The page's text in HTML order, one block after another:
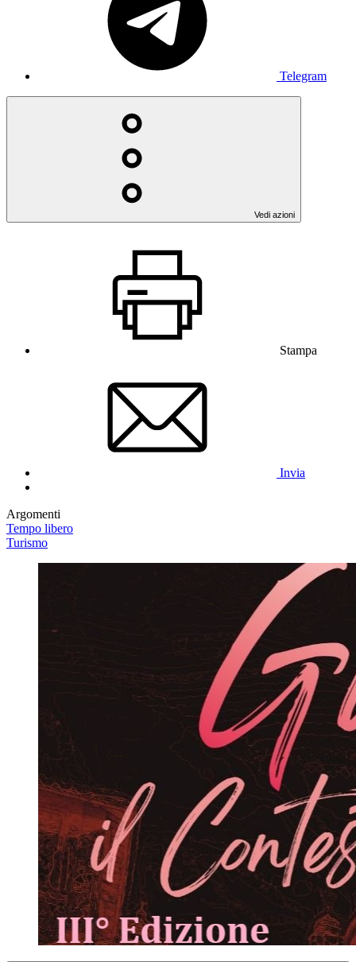
Telegram
Vedi azioni
Stampa
Invia
Argomenti
Tempo libero
Turismo